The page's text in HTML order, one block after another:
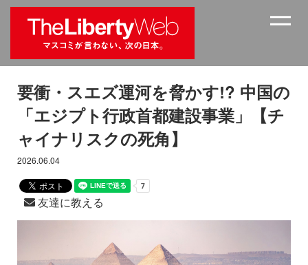
要衝・スエズ運河を脅かす!? 中国の
「エジプト行政首都建設事業」【チ
ャイナリスクの死角】
2026.06.04
友達に教える